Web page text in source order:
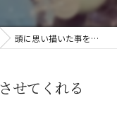
頭に思い描いた事を具現化させてくれる
せてくれる